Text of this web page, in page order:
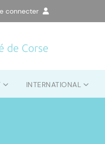
connecter
de Corse
INTERNATIONAL